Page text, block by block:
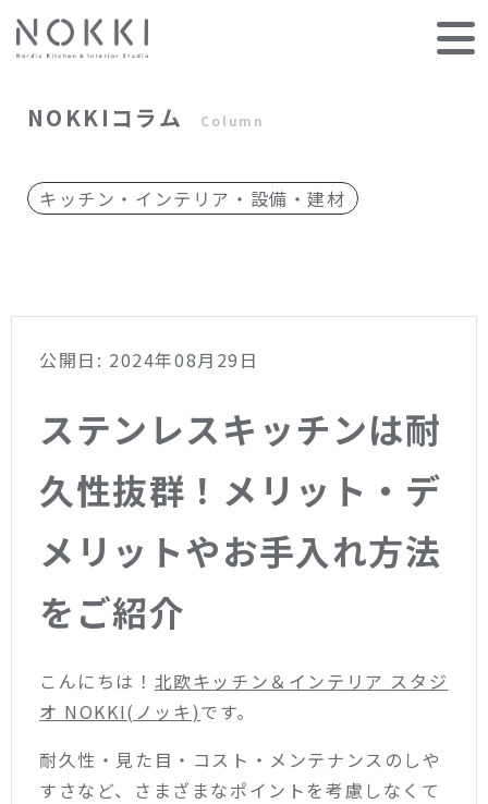
NOKKIコラム Column
キッチン・インテリア・設備・建材
公開日: 2024年08月29日
ステンレスキッチンは耐
久性抜群！メリット・デ
メリットやお手入れ方法
をご紹介
こんにちは！ 北欧キッチン＆インテリア スタジ
オ NOKKI(ノッキ)です。
耐久性・見た目・コスト・メンテナンスのしや
すさなど、さまざまなポイントを考慮しなくて